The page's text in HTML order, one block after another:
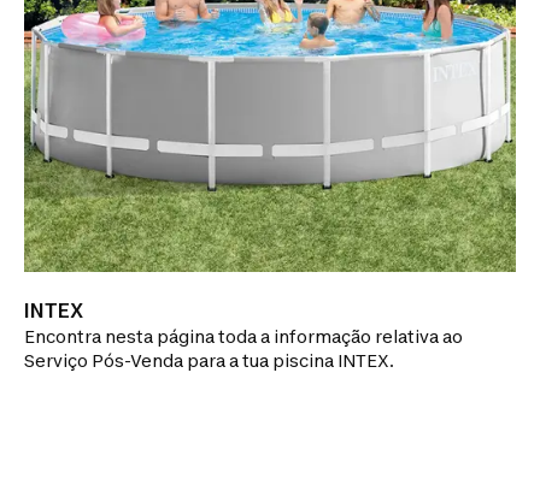
INTEX
Encontra nesta página toda a informação relativa ao
Serviço Pós-Venda para a tua piscina INTEX.